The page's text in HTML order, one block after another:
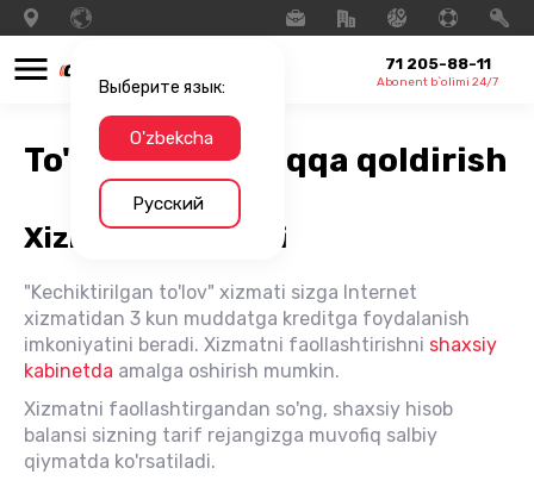
Выберите язык:
O'zbekcha
Русский
71 205-88-11
Abonent b`olimi 24/7
To'lovni keyinroqqa qoldirish
Xizmatning tavsifi
"Kechiktirilgan to'lov" xizmati sizga Internet
xizmatidan 3 kun muddatga kreditga foydalanish
imkoniyatini beradi. Xizmatni faollashtirishni shaxsiy
kabinetda amalga oshirish mumkin.
Xizmatni faollashtirgandan so'ng, shaxsiy hisob
balansi sizning tarif rejangizga muvofiq salbiy
qiymatda ko'rsatiladi.